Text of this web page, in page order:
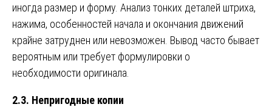
иногда размер и форму. Анализ тонких деталей штриха,
нажима, особенностей начала и окончания движений
крайне затруднен или невозможен. Вывод часто бывает
вероятным или требует формулировки о
необходимости оригинала.
2.3. Непригодные копии